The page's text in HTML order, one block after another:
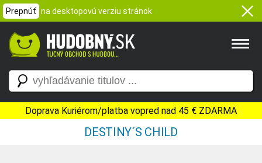
Prepnúť na desktopovú verziu stránok
Doprava Kuriérom/platba vopred nad 45 € ZDARMA
DESTINY´S CHILD